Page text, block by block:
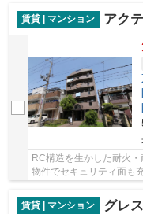
賃貸 | マンション
アク
RC構造を生かした耐火
物件でセキュリティ面も
賃貸 | マンション
グレ